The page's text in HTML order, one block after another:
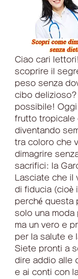
Ciao cari
scoprire il
peso senza
cibo
possibile!
frutto tropicale
diventando
tra coloro che
dimagrire
sacrifici: la
Lasciate che
di fiducia (cioè
perché questa
solo una moda
ma un vero e
per la salute e
Siete pronti a
dire addio alle
e ai conti con